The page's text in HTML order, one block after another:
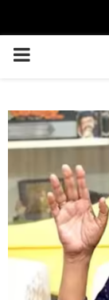
PRIMARY